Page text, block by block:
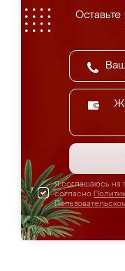
Оставьте
Я соглашаюсь на
согласно